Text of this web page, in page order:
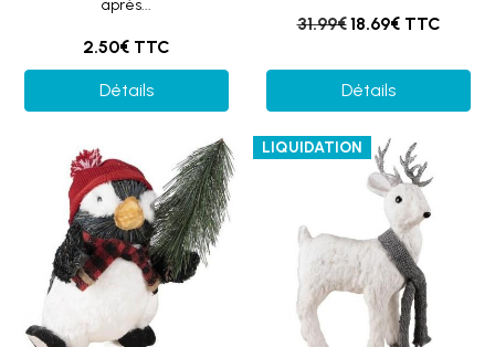
après...
2.50€ TTC
Détails
31.99€18.69€ TTC
Détails
LIQUIDATION